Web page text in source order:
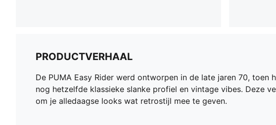
PRODUCTVERHAAL
De PUMA Easy Rider werd ontworpen in de late jaren 70,
nog hetzelfde klassieke slanke profiel en vintage vibes. Deze
om je alledaagse looks wat retrostijl mee te geven.